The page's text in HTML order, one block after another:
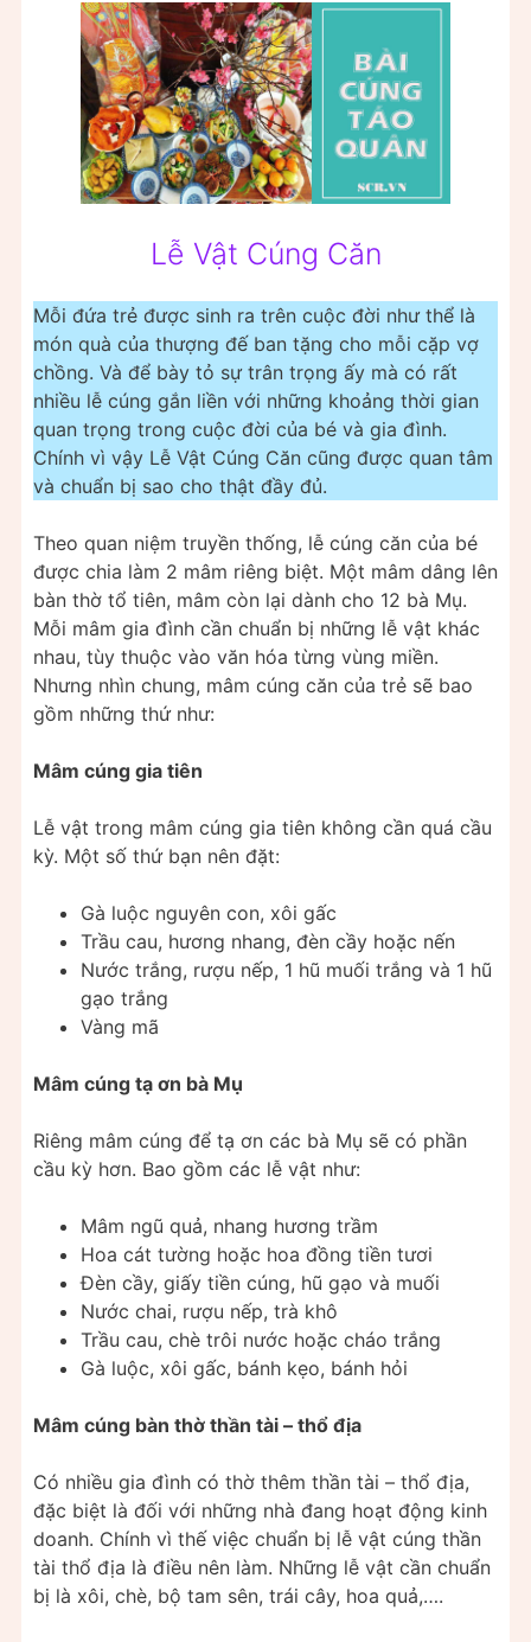
Lễ Vật Cúng Căn
Mỗi đứa trẻ được sinh ra trên cuộc đời như thể là
món quà của thượng đế ban tặng cho mỗi cặp vợ
chồng. Và để bày tỏ sự trân trọng ấy mà có rất
nhiều lễ cúng gắn liền với những khoảng thời gian
quan trọng trong cuộc đời của bé và gia đình.
Chính vì vậy Lễ Vật Cúng Căn cũng được quan tâm
và chuẩn bị sao cho thật đầy đủ.
Theo quan niệm truyền thống, lễ cúng căn của bé
được chia làm 2 mâm riêng biệt. Một mâm dâng lên
bàn thờ tổ tiên, mâm còn lại dành cho 12 bà Mụ.
Mỗi mâm gia đình cần chuẩn bị những lễ vật khác
nhau, tùy thuộc vào văn hóa từng vùng miền.
Nhưng nhìn chung, mâm cúng căn của trẻ sẽ bao
gồm những thứ như:
Mâm cúng gia tiên
Lễ vật trong mâm cúng gia tiên không cần quá cầu
kỳ. Một số thứ bạn nên đặt:
Gà luộc nguyên con, xôi gấc
Trầu cau, hương nhang, đèn cầy hoặc nến
Nước trắng, rượu nếp, 1 hũ muối trắng và 1 hũ
gạo trắng
Vàng mã
Mâm cúng tạ ơn bà Mụ
Riêng mâm cúng để tạ ơn các bà Mụ sẽ có phần
cầu kỳ hơn. Bao gồm các lễ vật như:
Mâm ngũ quả, nhang hương trầm
Hoa cát tường hoặc hoa đồng tiền tươi
Đèn cầy, giấy tiền cúng, hũ gạo và muối
Nước chai, rượu nếp, trà khô
Trầu cau, chè trôi nước hoặc cháo trắng
Gà luộc, xôi gấc, bánh kẹo, bánh hỏi
Mâm cúng bàn thờ thần tài – thổ địa
Có nhiều gia đình có thờ thêm thần tài – thổ địa,
đặc biệt là đối với những nhà đang hoạt động kinh
doanh. Chính vì thế việc chuẩn bị lễ vật cúng thần
tài thổ địa là điều nên làm. Những lễ vật cần chuẩn
bị là xôi, chè, bộ tam sên, trái cây, hoa quả,….